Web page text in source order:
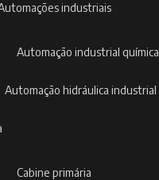
automações industriais
automação industrial química
automação hidráulica industrial
cabine primária